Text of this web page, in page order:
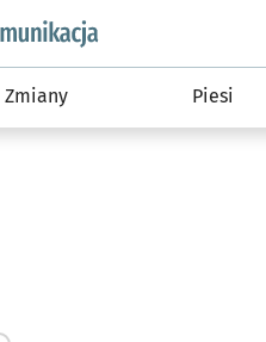
podserwis:
Zmiany Piesi